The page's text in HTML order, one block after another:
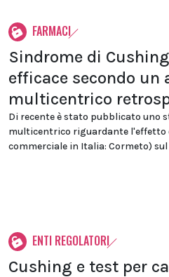
FARMACI
Sindrome di
efficace secondo un
multicentrico
Di recente è stato pubblicato uno
multicentrico riguardante l'effetto
commerciale in Italia: Cormeto) sul
ENTI REGOLATORI
Cushing e test per